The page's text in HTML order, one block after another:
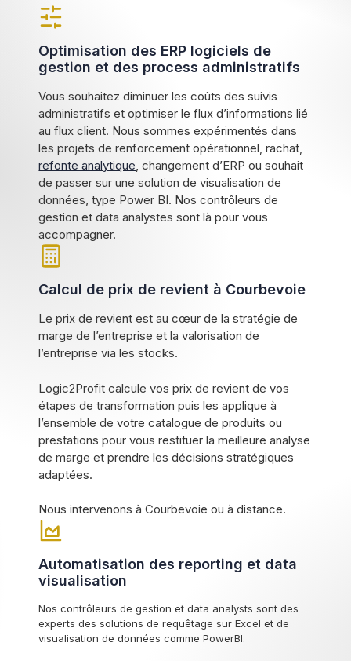
Optimisation des ERP logiciels de
gestion et des process administratifs
Vous souhaitez diminuer les coûts des suivis
administratifs et optimiser le flux d’informations lié
au flux client. Nous sommes expérimentés dans
les projets de renforcement opérationnel, rachat,
refonte analytique, changement d’ERP ou souhait
de passer sur une solution de visualisation de
données, type Power BI. Nos contrôleurs de
gestion et data analystes sont là pour vous
accompagner.
Calcul de prix de revient à Courbevoie
Le prix de revient est au cœur de la stratégie de
marge de l’entreprise et la valorisation de
l’entreprise via les stocks.
Logic2Profit calcule vos prix de revient de vos
étapes de transformation puis les applique à
l’ensemble de votre catalogue de produits ou
prestations pour vous restituer la meilleure analyse
de marge et prendre les décisions stratégiques
adaptées.
Nous intervenons à Courbevoie ou à distance.
Automatisation des reporting et data
visualisation
Nos contrôleurs de gestion et data analysts sont des
experts des solutions de requêtage sur Excel et de
visualisation de données comme PowerBI.